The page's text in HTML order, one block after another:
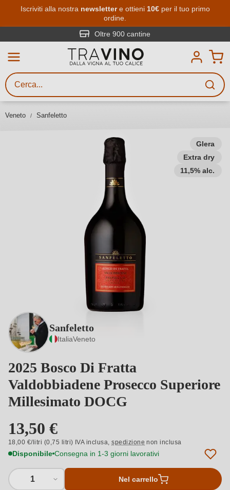
Passa al contenuto principale
Iscriviti alla nostra newslettere ottieni 10€per il tuo primo
ordine.
Oltre 900 cantine
Veneto Sanfeletto
Glera
Extra dry
11,5% alc.
Sanfeletto
ItaliaVeneto
2025 Bosco Di Fratta
Valdobbiadene Prosecco Superiore
Millesimato DOCG
13,50 €
18,00 €/litri (0,75 litri) IVA inclusa,spedizione non inclusa
Disponibile Consegna in 1-3 giorni lavorativi
1 Nel carrello
Ricerca vini
Inserisci almeno 3 caratteri
gusto, occasione, nome del vino,
vitigno, regione, cantina o altri